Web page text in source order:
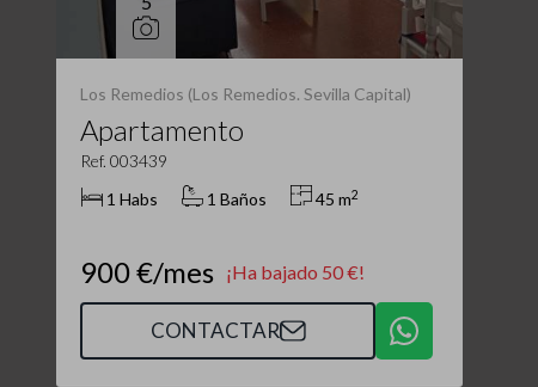
Los Remedios (Los Remedios. Sevilla Capital)
Apartamento
Ref. 003439
1 Habs
1 Baños 45 m2
900 €/mes ¡Ha bajado 50 €!
CONTACTAR